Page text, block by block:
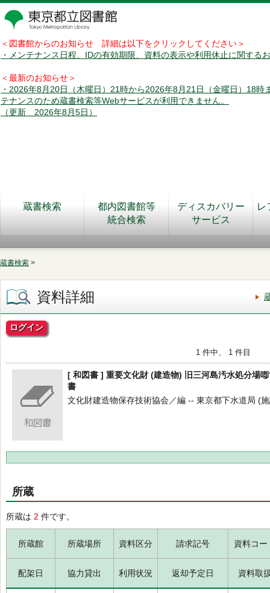
＜図書館からのお知らせ 詳細は以下をクリックしてください＞
・メンテナンス日程、IDの有効期限、資料の表示や利用休止に関する
＜最新のお知らせ＞
・2026年8月20日（木曜日）21時から2026年8月21日（金曜日）18時
テナンスのため蔵書検索等Webサービスが利用できません。
（更新 2026年8月5日）
蔵書検索
都内図書館等
統合検索
ディスカバリー
サービス
レ
蔵書検索 >
資料詳細
ログイン
1 件中、 1 件目
[ 和図書 ] 重要文化財 (建造物) 旧三河島汚水処分場
書
文化財建造物保存技術協会／編 -- 東京都下水道局 (
所蔵
所蔵は 2 件です。
所蔵館 所蔵場所 資料区分 請求記号 資料コー
配架日 協力貸出 利用状況 返却予定日 資料取